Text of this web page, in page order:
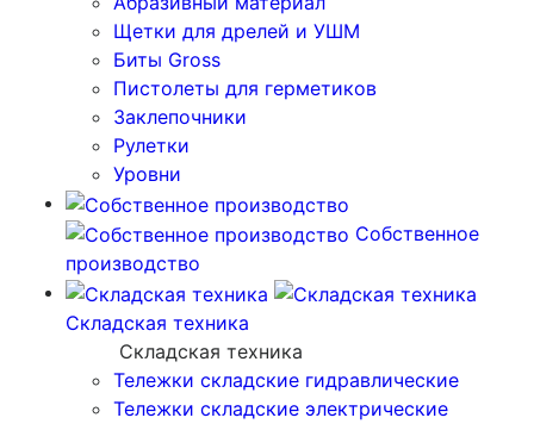
Щетки для дрелей и УШМ
Биты Gross
Пистолеты для герметиков
Заклепочники
Рулетки
Уровни
Собственное
производство
Складская техника
Складская техника
Тележки складские гидравлические
Тележки складские электрические